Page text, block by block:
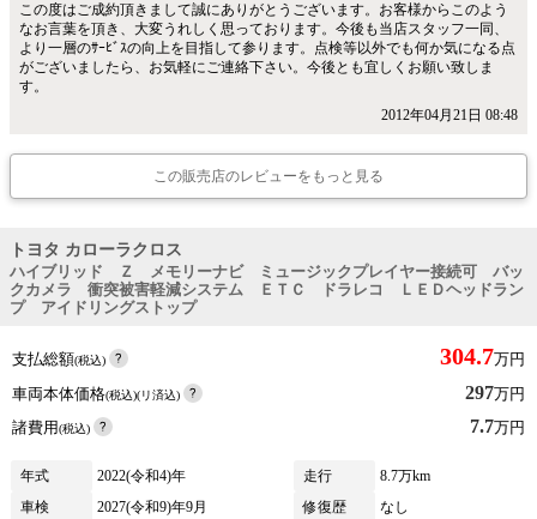
この度はご成約頂きまして誠にありがとうございます。お客様からこのよう
なお言葉を頂き、大変うれしく思っております。今後も当店スタッフ一同、
より一層のｻｰﾋﾞｽの向上を目指して参ります。点検等以外でも何か気になる点
がございましたら、お気軽にご連絡下さい。今後とも宜しくお願い致しま
す。
2012年04月21日 08:48
この販売店のレビューをもっと見る
トヨタ カローラクロス
ハイブリッド Ｚ メモリーナビ ミュージックプレイヤー接続可 バッ
クカメラ 衝突被害軽減システム ＥＴＣ ドラレコ ＬＥＤヘッドラン
プ アイドリングストップ
支払総額(税込) 304.7万円
車両本体価格(税込)(リ済込) 297万円
諸費用(税込) 7.7万円
年式 2022(令和4)年 走行
8.7万km
車検
2027(令和9)年9月 修復歴
なし